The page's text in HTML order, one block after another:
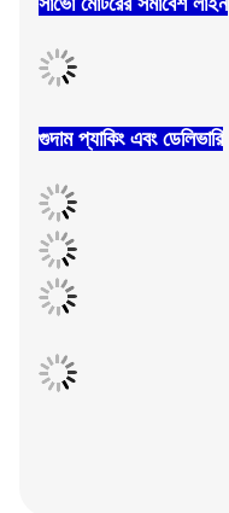
গুদাম প্যাকিং এবং ডেলিভারি